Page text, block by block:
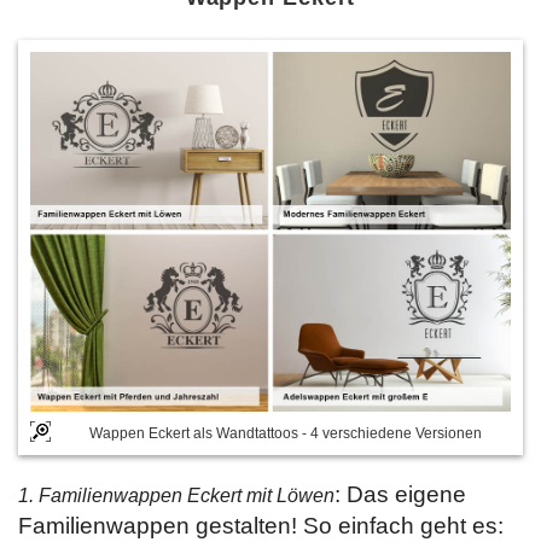
Wappen Eckert als Wandtattoos - 4 verschiedene Versionen
1. Familienwappen Eckert mit Löwen: Das eigene
Familienwappen gestalten! So einfach geht es: